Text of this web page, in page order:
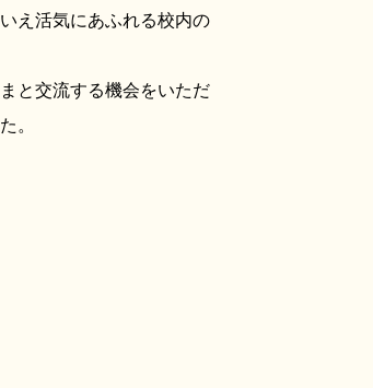
え活気にあふれる校内の
と交流する機会をいただ
。